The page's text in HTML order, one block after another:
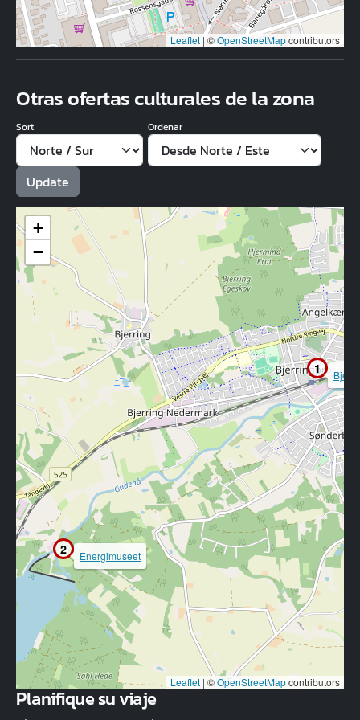
Leaflet | ©OpenStreetMapcontributors
Otras ofertas culturales de la zona
Sort Ordenar
1
2 Energimuseet
+
−
Leaflet | ©OpenStreetMapcontributors
Planifique su viaje